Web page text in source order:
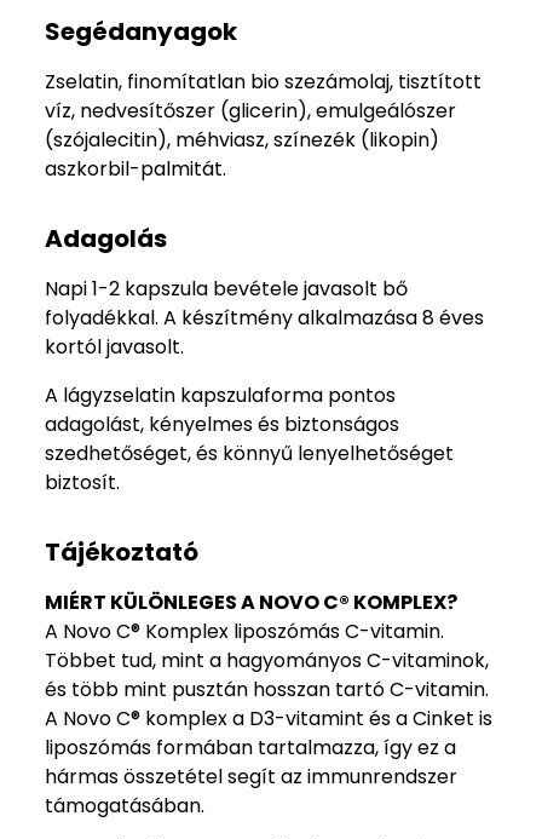
Segédanyagok
Zselatin, finomítatlan bio szezámolaj, tisztított
víz, nedvesítőszer (glicerin), emulgeálószer
(szójalecitin), méhviasz, színezék (likopin)
aszkorbil-palmitát.
Adagolás
Napi 1-2 kapszula bevétele javasolt bő
folyadékkal. A készítmény alkalmazása 8 éves
kortól javasolt.
A lágyzselatin kapszulaforma pontos
adagolást, kényelmes és biztonságos
szedhetőséget, és könnyű lenyelhetőséget
biztosít.
Tájékoztató
MIÉRT KÜLÖNLEGES A NOVO C® KOMPLEX?
A Novo C® Komplex liposzómás C-vitamin.
Többet tud, mint a hagyományos C-vitaminok,
és több mint pusztán hosszan tartó C-vitamin.
A Novo C® komplex a D3-vitamint és a Cinket is
liposzómás formában tartalmazza, így ez a
hármas összetétel segít az immunrendszer
támogatásában.